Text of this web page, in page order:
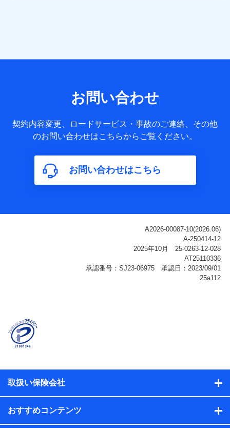
サービス提供等を通じて取得した、以下の情報などの個人デ
基本情報
氏名、電話番号、メールアドレス、お客さまの識別子、
属性、連絡先、dポイントサービスのご利用に関する情
構成、住所、dポイント残高、dポイント利用履歴などが
含まれます。
利用情報
ご契約状態・ご利用履歴インターネット利用時の行動に
関する情報、アプリケーション利用時の行動に関する情
報、購入されたサービスや商品の名称・購入場所・決済
に関する情報、アンケートの回答に関する情報などが含
名、住所、生年月日、性別、保険契約者と被保険者の関
係、保険加入の目的、保険商品の内容、保険料、保険料
のお支払方法、車のメーカーや走行距離などの情報、建
ル内容や送信履歴の情報及び保険の更改案内等を提供し
保険契約情報
当社または株式会社NTTドコモ・フィナンシャルグルー
お問い合わせ
契約内容変更、ロードサービス・事故のご連絡、その他
のお問い合わせはこちらからご覧ください。
お問い合わせはこちら
取扱い保険会社
おすすめコンテンツ